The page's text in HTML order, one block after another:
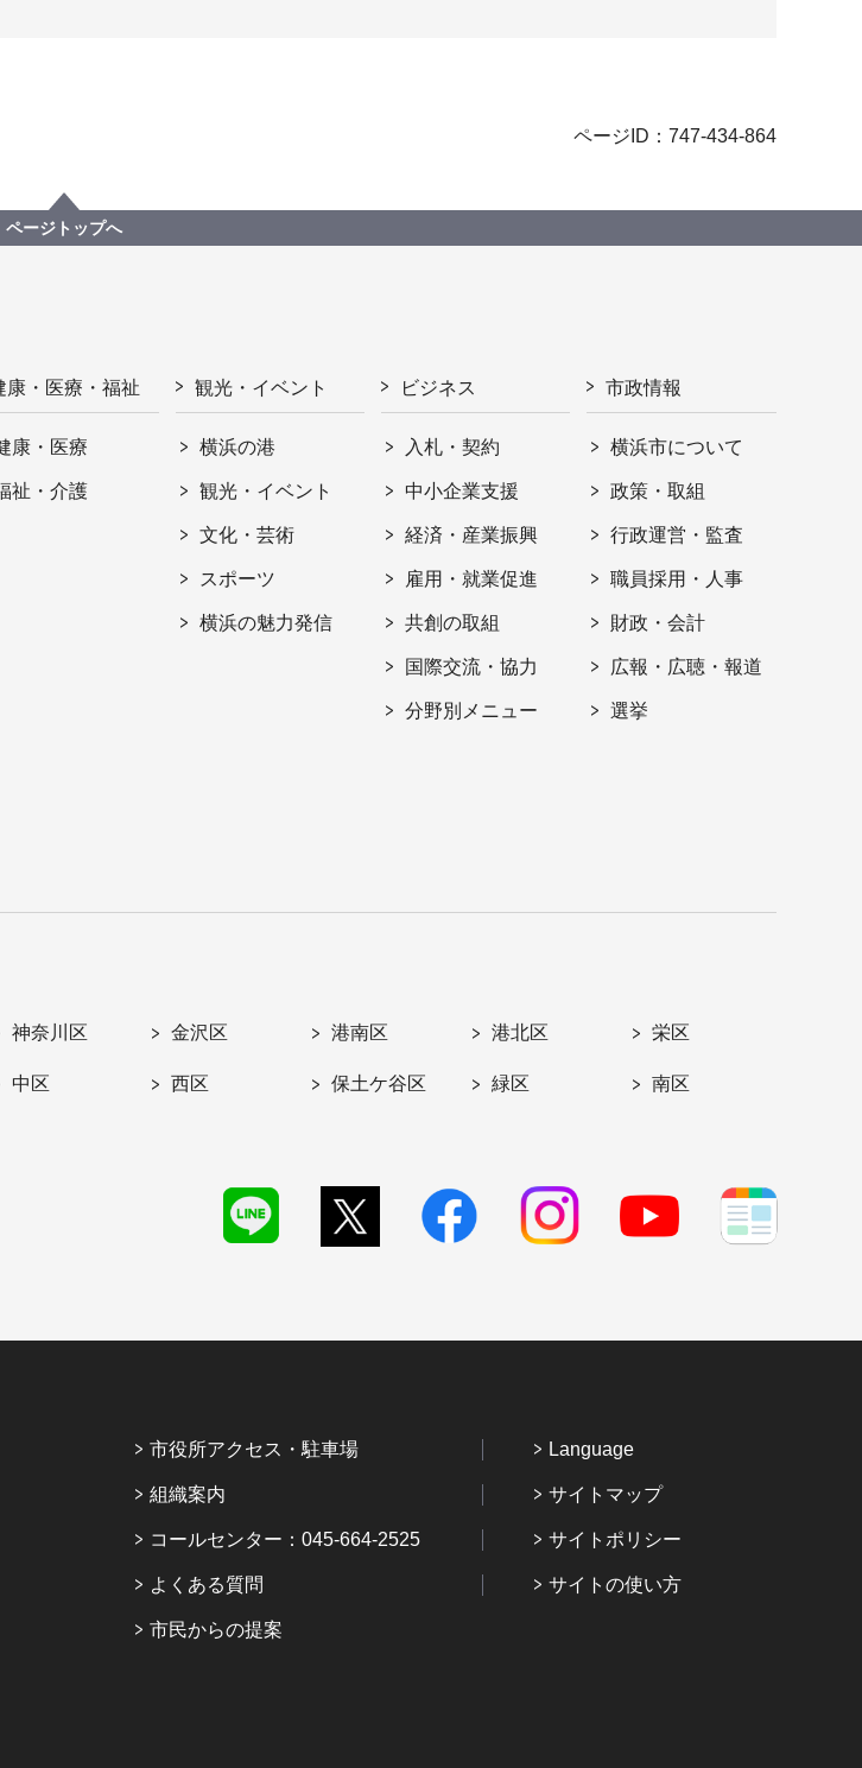
ページID：747-434-864
ページトップへ
康・医療・福祉
康・医療
祉・介護
観光・イベント
横浜の港
観光・イベント
文化・芸術
スポーツ
横浜の魅力発信
ビジネス
入札・契約
中小企業支援
経済・産業振興
雇用・就業促進
共創の取組
国際交流・協力
分野別メニュー
市政情報
横浜市について
政策・取組
行政運営・監査
職員採用・人事
財政・会計
広報・広聴・報道
選挙
神奈川区 金沢区 港南区 港北区 栄区
中区 西区 保土ケ谷区 緑区 南区
市役所アクセス・駐車場
組織案内
コールセンター：045-664-2525
よくある質問
市民からの提案
Language
サイトマップ
サイトポリシー
サイトの使い方